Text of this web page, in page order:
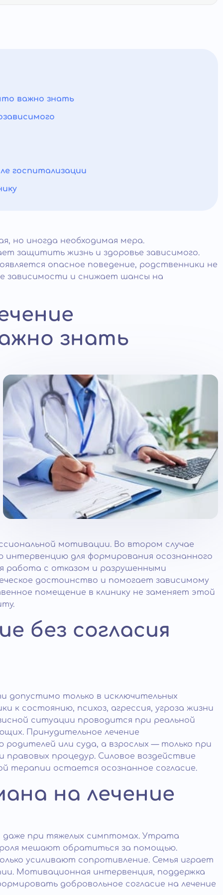
важно знать
госпитализации
но иногда необходимая мера.
защитить жизнь и здоровье зависимого.
опасное поведение, родственники не
зависимости и снижает шансы на
знать
мотивации. Во втором случае
для формирования осознанного
работа с отказом и разрушенными
достоинство и помогает зависимому
помещение в клинику не заменяет этой
без согласия
допустимо только в исключительных
к состоянию, психоз, агрессия, угроза жизни
ситуации проводится при реальной
Принудительное лечение
или суда, а взрослых — только при
процедур. Силовое воздействие
терапии остается осознанное согласие.
на лечение
при тяжелых симптомах. Утрата
мешают обратиться за помощью.
усиливают сопротивление. Семья играет
Мотивационная интервенция, поддержка
добровольное согласие на лечение